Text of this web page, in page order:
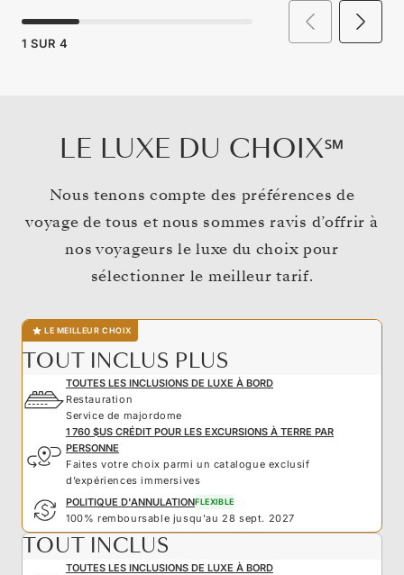
1 SUR 4
LE LUXE DU CHOIX℠
Nous tenons compte des préférences de
voyage de tous et nous sommes ravis d’offrir à
nos voyageurs le luxe du choix pour
sélectionner le meilleur tarif.
LE MEILLEUR CHOIX
TOUT INCLUS PLUS
TOUTES LES INCLUSIONS DE LUXE À BORD
Restauration
Service de majordome
1 760 $US CRÉDIT POUR LES EXCURSIONS À TERRE PAR
PERSONNE
Faites votre choix parmi un catalogue exclusif
d’expériences immersives
POLITIQUE D'ANNULATIONFLEXIBLE
100% remboursable jusqu'au 28 sept. 2027
TOUT INCLUS
TOUTES LES INCLUSIONS DE LUXE À BORD